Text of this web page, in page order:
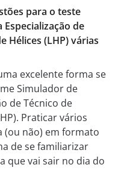
para o teste
de
Hélices (LHP) várias
excelente forma se
Simulador de
de Técnico de
Praticar vários
(ou não) em formato
de se familiarizar
que vai sair no dia do